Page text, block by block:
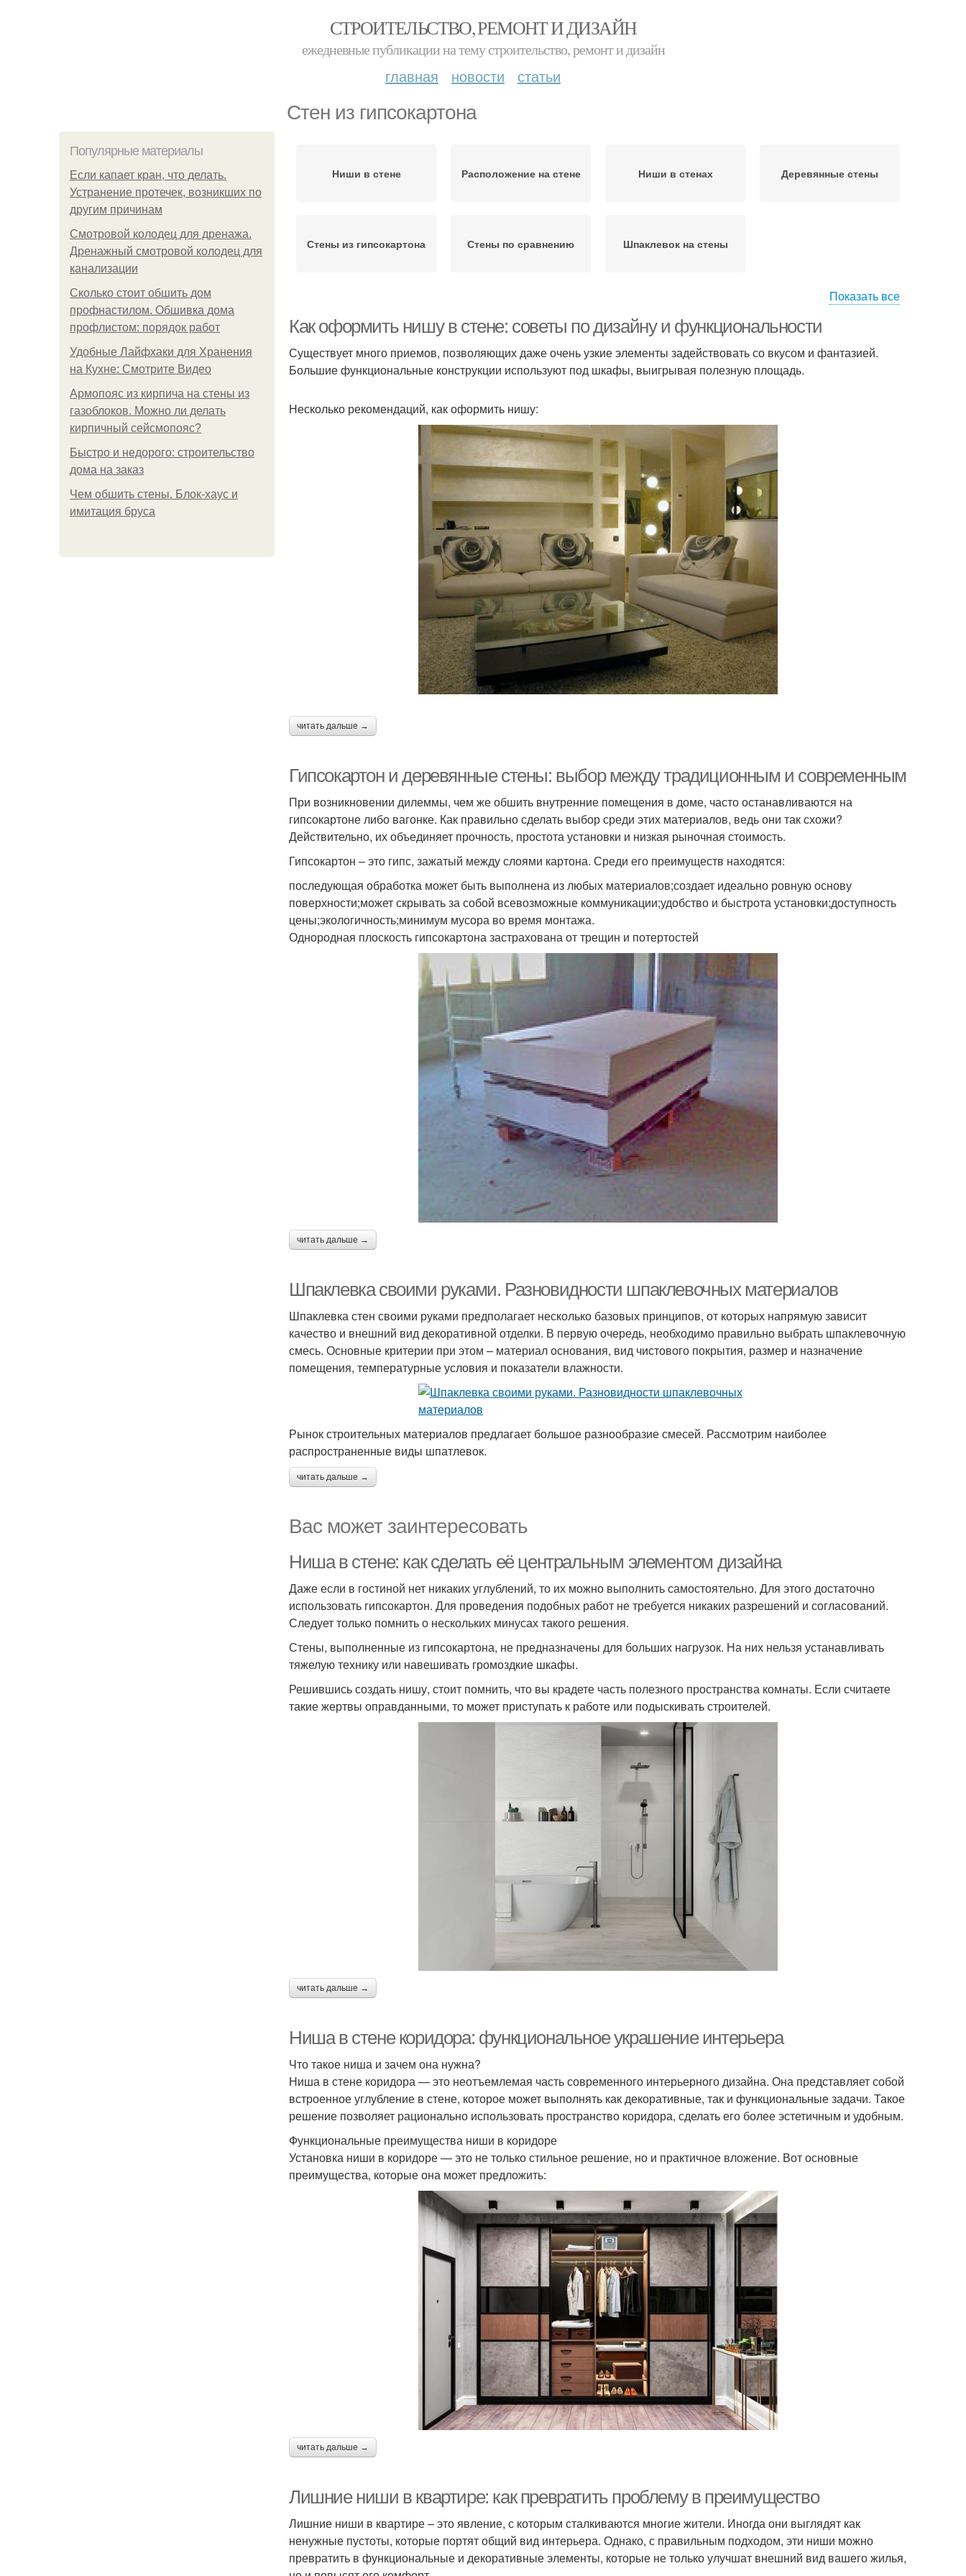
СТРОИТЕЛЬСТВО, РЕМОНТ И ДИЗАЙН
ежедневные публикации на тему строительство, ремонт и дизайн
главная новости статьи
Стен из гипсокартона
Популярные материалы
Если капает кран, что делать.
Устранение протечек, возникших по
другим причинам
Смотровой колодец для дренажа.
Дренажный смотровой колодец для
канализации
Сколько стоит обшить дом
профнастилом. Обшивка дома
профлистом: порядок работ
Удобные Лайфхаки для Хранения
на Кухне: Смотрите Видео
Армопояс из кирпича на стены из
газоблоков. Можно ли делать
кирпичный сейсмопояс?
Быстро и недорого: строительство
дома на заказ
Чем обшить стены. Блок-хаус и
имитация бруса
Ниши в стене Расположение на стене Ниши в стенах Деревянные стены
Стены из гипсокартона Стены по сравнению Шпаклевок на стены
Показать все
Как оформить нишу в стене: советы по дизайну и функциональности
Существует много приемов, позволяющих даже очень узкие элементы задействовать со вкусом и фантазией.
Большие функциональные конструкции используют под шкафы, выигрывая полезную площадь.
Несколько рекомендаций, как оформить нишу:
читать дальше →
Гипсокартон и деревянные стены: выбор между традиционным и современным
При возникновении дилеммы, чем же обшить внутренние помещения в доме, часто останавливаются на
гипсокартоне либо вагонке. Как правильно сделать выбор среди этих материалов, ведь они так схожи?
Действительно, их объединяет прочность, простота установки и низкая рыночная стоимость.
Гипсокартон – это гипс, зажатый между слоями картона. Среди его преимуществ находятся:
последующая обработка может быть выполнена из любых материалов;создает идеально ровную основу
поверхности;может скрывать за собой всевозможные коммуникации;удобство и быстрота установки;доступность
цены;экологичность;минимум мусора во время монтажа.
Однородная плоскость гипсокартона застрахована от трещин и потертостей
читать дальше →
Шпаклевка своими руками. Разновидности шпаклевочных материалов
Шпаклевка стен своими руками предполагает несколько базовых принципов, от которых напрямую зависит
качество и внешний вид декоративной отделки. В первую очередь, необходимо правильно выбрать шпаклевочную
смесь. Основные критерии при этом – материал основания, вид чистового покрытия, размер и назначение
помещения, температурные условия и показатели влажности.
Рынок строительных материалов предлагает большое разнообразие смесей. Рассмотрим наиболее
распространенные виды шпатлевок.
читать дальше →
Вас может заинтересовать
Ниша в стене: как сделать её центральным элементом дизайна
Даже если в гостиной нет никаких углублений, то их можно выполнить самостоятельно. Для этого достаточно
использовать гипсокартон. Для проведения подобных работ не требуется никаких разрешений и согласований.
Следует только помнить о нескольких минусах такого решения.
Стены, выполненные из гипсокартона, не предназначены для больших нагрузок. На них нельзя устанавливать
тяжелую технику или навешивать громоздкие шкафы.
Решившись создать нишу, стоит помнить, что вы крадете часть полезного пространства комнаты. Если считаете
такие жертвы оправданными, то может приступать к работе или подыскивать строителей.
читать дальше →
Ниша в стене коридора: функциональное украшение интерьера
Что такое ниша и зачем она нужна?
Ниша в стене коридора — это неотъемлемая часть современного интерьерного дизайна. Она представляет собой
встроенное углубление в стене, которое может выполнять как декоративные, так и функциональные задачи. Такое
решение позволяет рационально использовать пространство коридора, сделать его более эстетичным и удобным.
Функциональные преимущества ниши в коридоре
Установка ниши в коридоре — это не только стильное решение, но и практичное вложение. Вот основные
преимущества, которые она может предложить:
читать дальше →
Лишние ниши в квартире: как превратить проблему в преимущество
Лишние ниши в квартире – это явление, с которым сталкиваются многие жители. Иногда они выглядят как
ненужные пустоты, которые портят общий вид интерьера. Однако, с правильным подходом, эти ниши можно
превратить в функциональные и декоративные элементы, которые не только улучшат внешний вид вашего жилья,